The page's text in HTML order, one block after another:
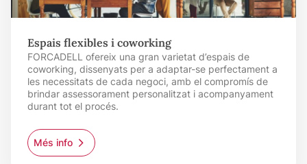
Espais flexibles i coworking
FORCADELL ofereix una gran varietat d’espais de
coworking, dissenyats per a adaptar-se perfectament a
les necessitats de cada negoci, amb el compromís de
brindar assessorament personalitzat i acompanyament
durant tot el procés.
Més info